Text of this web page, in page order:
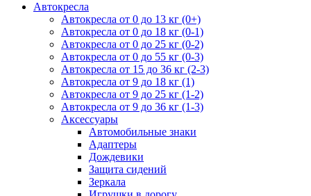
Автокресла
Автокресла от 0 до 13 кг (0+)
Автокресла от 0 до 18 кг (0-1)
Автокресла от 0 до 25 кг (0-2)
Автокресла от 0 до 55 кг (0-3)
Автокресла от 15 до 36 кг (2-3)
Автокресла от 9 до 18 кг (1)
Автокресла от 9 до 25 кг (1-2)
Автокресла от 9 до 36 кг (1-3)
Аксессуары
Автомобильные знаки
Адаптеры
Дождевики
Защита сидений
Зеркала